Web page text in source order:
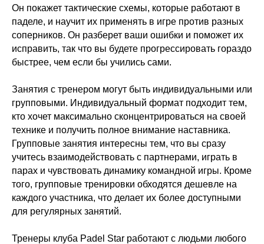
Он покажет тактические схемы, которые работают в
паделе, и научит их применять в игре против разных
соперников. Он разберет ваши ошибки и поможет их
исправить, так что вы будете прогрессировать гораздо
быстрее, чем если бы учились сами.
Занятия с тренером могут быть индивидуальными или
групповыми. Индивидуальный формат подходит тем,
кто хочет максимально сконцентрироваться на своей
технике и получить полное внимание наставника.
Групповые занятия интересны тем, что вы сразу
учитесь взаимодействовать с партнерами, играть в
парах и чувствовать динамику командной игры. Кроме
того, групповые тренировки обходятся дешевле на
каждого участника, что делает их более доступными
для регулярных занятий.
Тренеры клуба Padel Star работают с людьми любого